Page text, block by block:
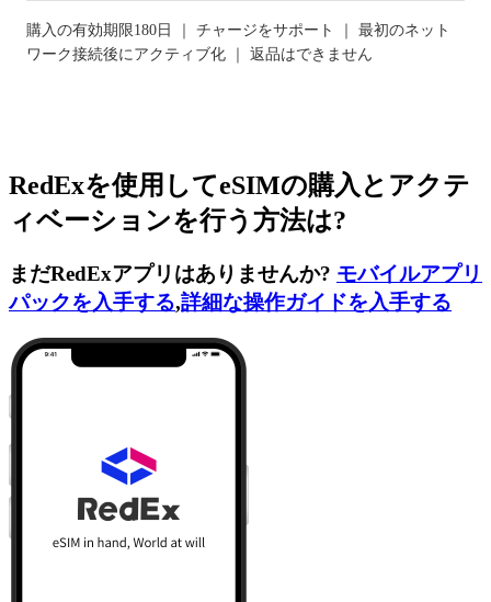
購入の有効期限180日 ｜ チャージをサポート ｜ 最初のネット
ワーク接続後にアクティブ化 ｜ 返品はできません
RedExを使用してeSIMの購入とアクテ
ィベーションを行う方法は?
まだRedExアプリはありませんか? モバイルアプリ
パックを入手する,詳細な操作ガイドを入手する